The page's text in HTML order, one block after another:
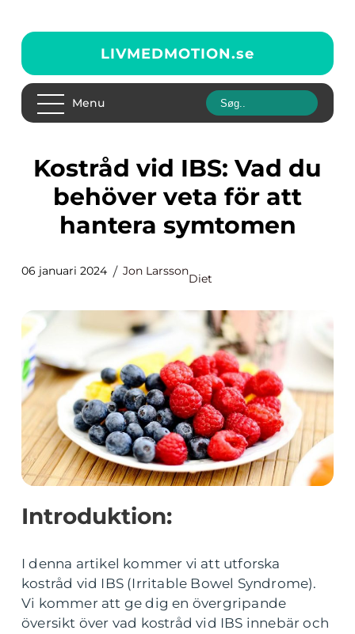
LIVMEDMOTION.se
Menu
Kostråd vid IBS: Vad du
behöver veta för att
hantera symtomen
06 januari 2024 Jon Larsson
Diet
Introduktion:
I denna artikel kommer vi att utforska
kostråd vid IBS (Irritable Bowel Syndrome).
Vi kommer att ge dig en övergripande
översikt över vad kostråd vid IBS innebär och